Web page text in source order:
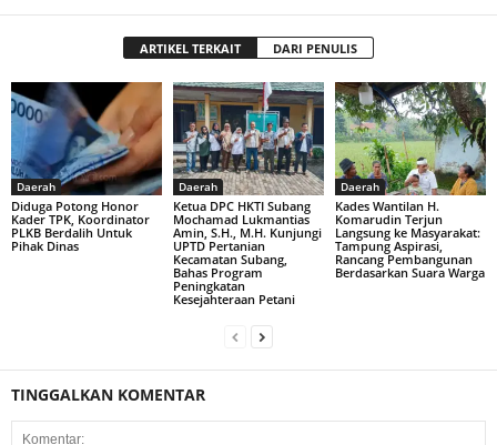
ARTIKEL TERKAIT DARI PENULIS
Daerah
Diduga Potong Honor
Kader TPK, Koordinator
PLKB Berdalih Untuk
Pihak Dinas
Daerah
Ketua DPC HKTI Subang
Mochamad Lukmantias
Amin, S.H., M.H. Kunjungi
UPTD Pertanian
Kecamatan Subang,
Bahas Program
Peningkatan
Kesejahteraan Petani
Daerah
Kades Wantilan H.
Komarudin Terjun
Langsung ke Masyarakat:
Tampung Aspirasi,
Rancang Pembangunan
Berdasarkan Suara Warga
TINGGALKAN KOMENTAR